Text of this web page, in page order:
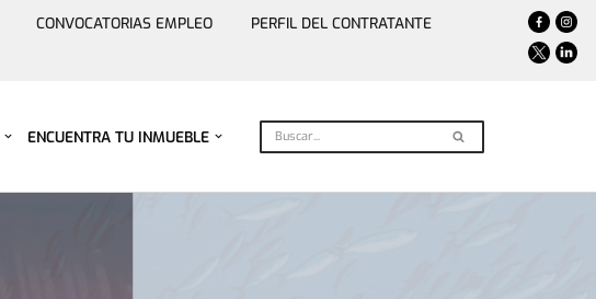
CONVOCATORIAS EMPLEO
PERFIL DEL CONTRATANTE
ENCUENTRA TU INMUEBLE